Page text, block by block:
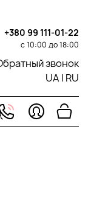
+380 99 111-01-22
с 10:00 до 18:00
звонок
UA | RU